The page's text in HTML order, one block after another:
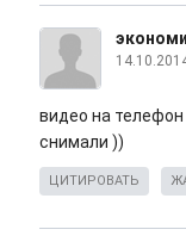
видео на
снимали ))
ЦИТИРОВАТЬ